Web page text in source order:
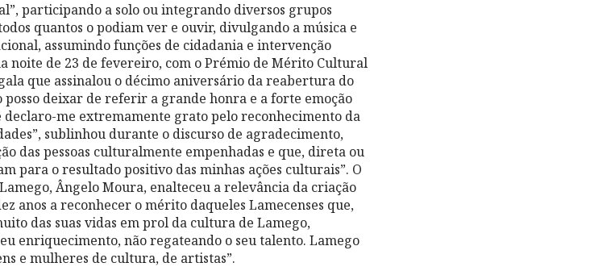
participando a solo ou integrando diversos grupos
quantos o podiam ver e ouvir, divulgando a música e
assumindo funções de cidadania e intervenção
noite de 23 de fevereiro, com o Prémio de Mérito Cultural
que assinalou o décimo aniversário da reabertura do
posso deixar de referir a grande honra e a forte emoção
declaro-me extremamente grato pelo reconhecimento da
sublinhou durante o discurso de agradecimento,
das pessoas culturalmente empenhadas e que, direta ou
para o resultado positivo das minhas ações culturais”. O
Ângelo Moura, enalteceu a relevância da criação
anos a reconhecer o mérito daqueles Lamecenses que,
das suas vidas em prol da cultura de Lamego,
enriquecimento, não regateando o seu talento. Lamego
e mulheres de cultura, de artistas”.